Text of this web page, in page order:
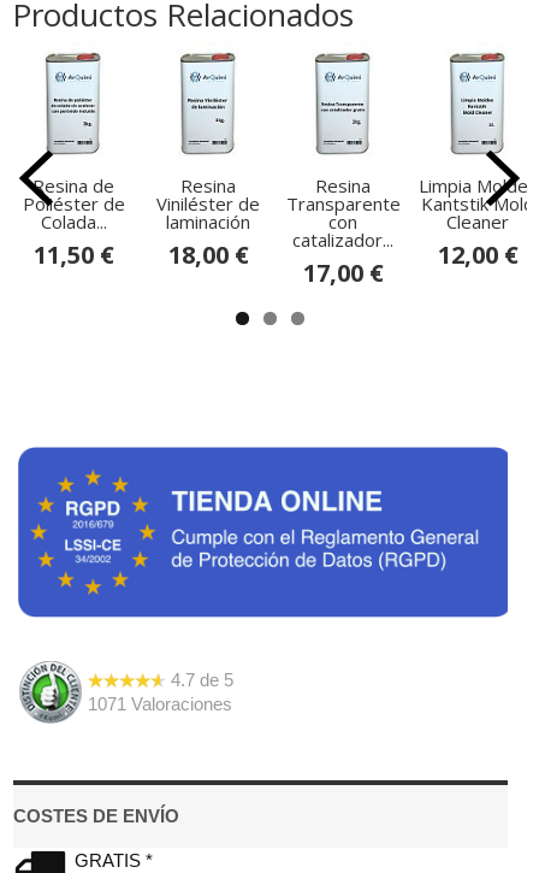
4.7 de 5
1071
Valoraciones
COSTES DE ENVÍO
GRATIS *
Productos Relacionados
Resina de
Poliéster de
Colada...
11,50 €
Resina
Viniléster de
laminación
18,00 €
Resina
Transparente
con
catalizador...
17,00 €
Limpia Moldes
Kantstik Mold
Cleaner
12,00 €